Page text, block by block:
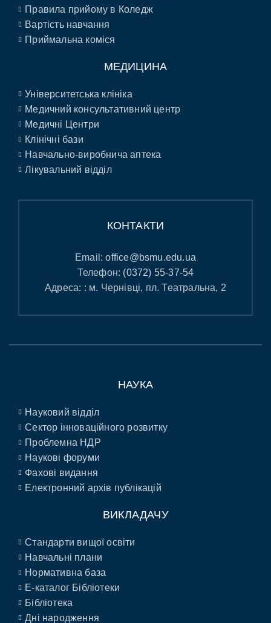
Правила прийому в Коледж
Вартість навчання
Приймальна коміся
МЕДИЦИНА
Університетська клініка
Медичний консультативний центр
Медичні Центри
Клінічні бази
Навчально-виробнича аптека
Лікувальний відділ
КОНТАКТИ
Email:office@bsmu.edu.ua
Телефон: (0372) 55-37-54
Адреса: : м. Чернівці, пл. Театральна, 2
НАУКА
Науковий відділ
Сектор інноваційного розвитку
Проблемна НДР
Наукові форуми
Фахові видання
Електронний архів публікацій
ВИКЛАДАЧУ
Стандарти вищої освіти
Навчальні плани
Нормативна база
E-каталог Бібліотеки
Бібліотека
Дні народження